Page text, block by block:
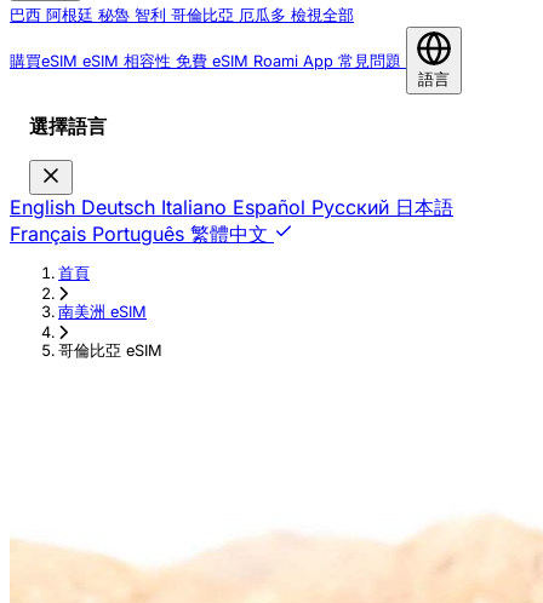
巴西 阿根廷 秘魯 智利 哥倫比亞 厄瓜多 檢視全部
購買eSIM eSIM 相容性 免費 eSIM Roami App 常見問題
語言
選擇語言
English Deutsch Italiano Español Русский 日本語
Français Português 繁體中文
首頁
›
南美洲 eSIM
›
哥倫比亞 eSIM